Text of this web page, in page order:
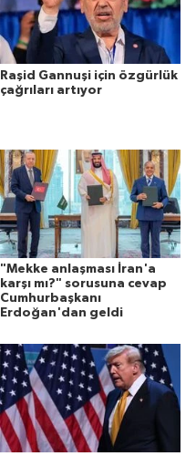
Raşid Gannuşi için özgürlük
çağrıları artıyor
"Mekke anlaşması İran'a
karşı mı?" sorusuna cevap
Cumhurbaşkanı
Erdoğan'dan geldi